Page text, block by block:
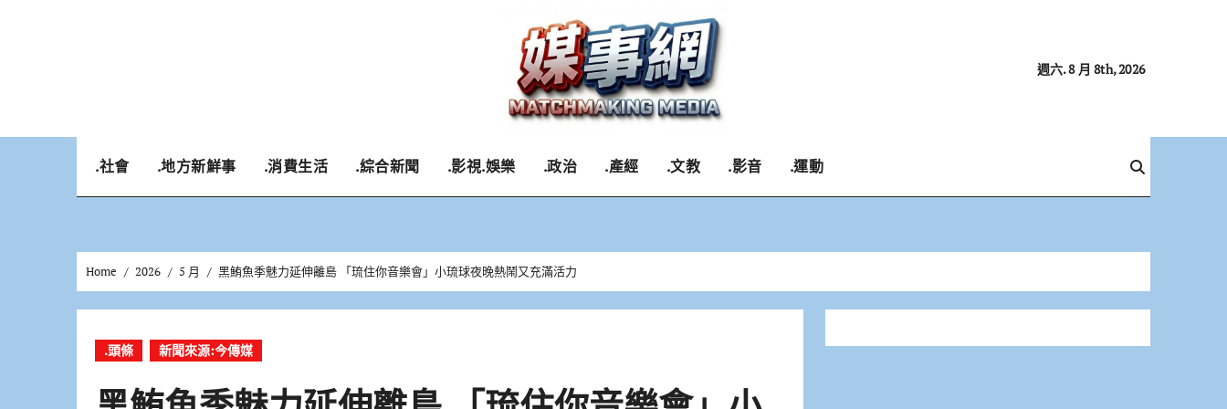
週六. 8 月 8th, 2026
.社會 .地方新鮮事 .消費生活 .綜合新聞 .影視.娛樂 .政治 .產經 .文教 .影音 .運動
Home 2026 5 月 黑鮪魚季魅力延伸離島 「琉住你音樂會」小琉球夜晚熱鬧又充滿活力
.頭條 新聞來源:今傳媒